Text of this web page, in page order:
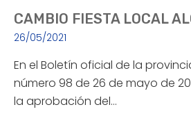
CAMBIO FIESTA LOCAL
26/05/2021
En el Boletín oficial de la
número 98 de 26 de mayo de
la aprobación del…